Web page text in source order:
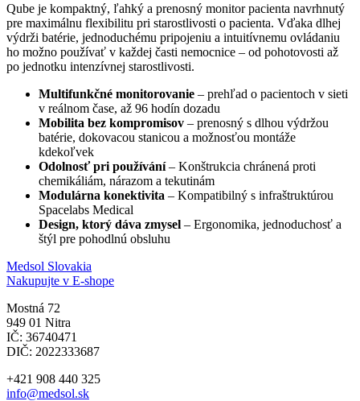
Qube je kompaktný, ľahký a prenosný monitor pacienta navrhnutý
pre maximálnu flexibilitu pri starostlivosti o pacienta. Vďaka dlhej
výdrži batérie, jednoduchému pripojeniu a intuitívnemu ovládaniu
ho možno používať v každej časti nemocnice – od pohotovosti až
po jednotku intenzívnej starostlivosti.
Multifunkčné monitorovanie – prehľad o pacientoch v sieti
v reálnom čase, až 96 hodín dozadu
Mobilita bez kompromisov – prenosný s dlhou výdržou
batérie, dokovacou stanicou a možnosťou montáže
kdekoľvek
Odolnosť pri používání– Konštrukcia chránená proti
chemikáliám, nárazom a tekutinám
Modulárna konektivita – Kompatibilný s infraštruktúrou
Spacelabs Medical
Design, ktorý dáva zmysel – Ergonomika, jednoduchosť a
štýl pre pohodlnú obsluhu
Medsol Slovakia
Nakupujte v E-shope
Mostná 72
949 01 Nitra
IČ: 36740471
DIČ: 2022333687
+421 908 440 325
info@medsol.sk